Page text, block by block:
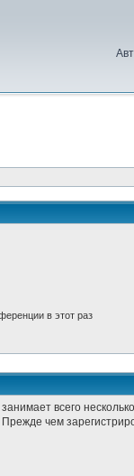
в этот раз
всего
чем